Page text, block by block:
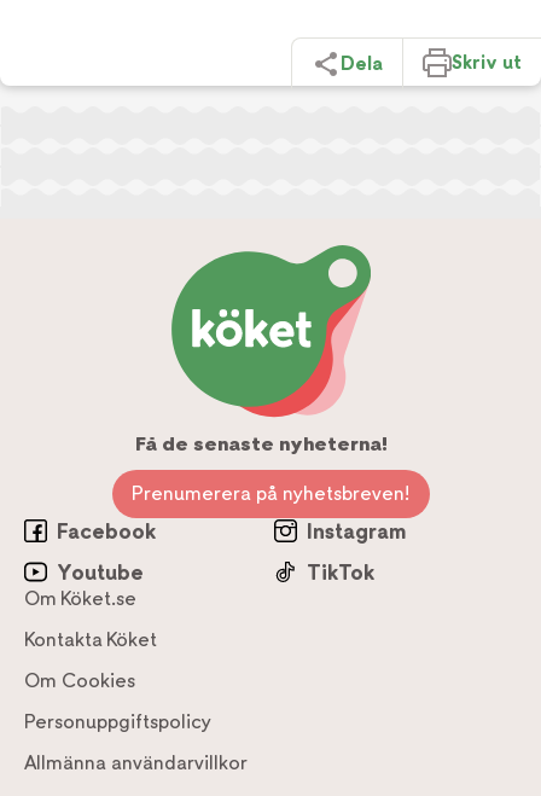
Dela Skriv ut
Få de senaste nyheterna!
Prenumerera på nyhetsbreven!
Facebook
Instagram
Youtube
TikTok
Om Köket.se
Kontakta Köket
Om Cookies
Personuppgiftspolicy
Allmänna användarvillkor